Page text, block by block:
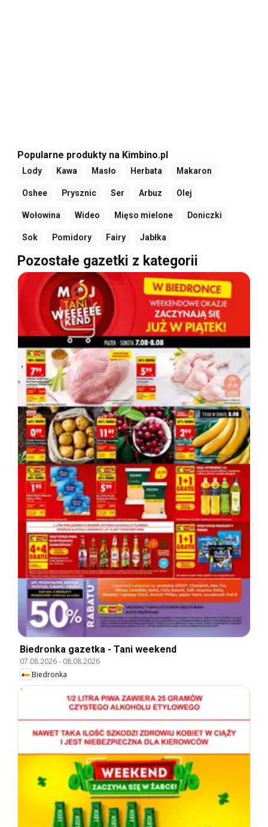
Popularne produkty na Kimbino.pl
Lody Kawa Masło Herbata Makaron
Oshee Prysznic Ser Arbuz Olej
Wołowina Wideo Mięso mielone Doniczki
Sok Pomidory Fairy Jabłka
Pozostałe gazetki z kategorii
Biedronka gazetka - Tani weekend
07.08.2026- 08.08.2026
Biedronka